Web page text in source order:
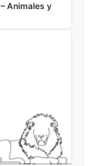
Animales y